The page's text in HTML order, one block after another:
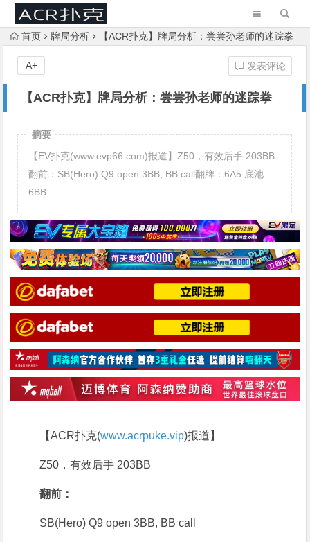
首页 牌局分析 【ACR扑克】牌局分析：尝尝孙老师的迷踪拳
【ACR扑克】牌局分析：尝尝孙老师的迷踪拳
发表评论
A+
摘要
【EV扑克(www.evp66.com)报道】Z50，有效后手 203BB
翻前：SB(Hero) Q9 open 3BB, BB call翻牌：6A5 底池
6BB
【ACR扑克(www.acrpuke.vip)报道】
Z50，有效后手 203BB
翻前：
SB(Hero) Q9 open 3BB, BB call